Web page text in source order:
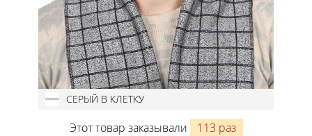
СЕРЫЙ В КЛЕТКУ
Этот товар заказывали 113 раз